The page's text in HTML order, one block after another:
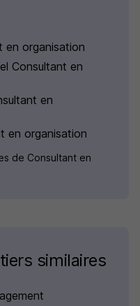
en organisation
Consultant en
en
en organisation
de Consultant en
similaires